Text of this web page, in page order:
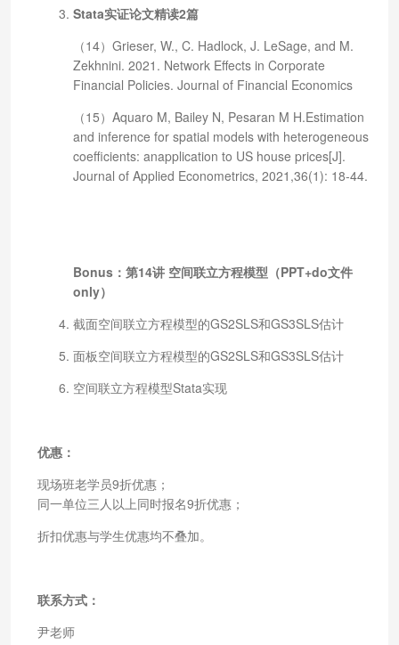
Stata实证论文精读2篇
（14）Grieser, W., C. Hadlock, J. LeSage, and M.
Zekhnini. 2021. Network Effects in Corporate
Financial Policies. Journal of Financial Economics
（15）Aquaro M, Bailey N, Pesaran M H.Estimation
and inference for spatial models with heterogeneous
coefficients: anapplication to US house prices[J].
Journal of Applied Econometrics, 2021,36(1): 18-44.
Bonus ： 第14讲 空间联立方程模型（PPT+do文件
only）
截面空间联立方程模型的GS2SLS和GS3SLS估计
面板空间联立方程模型的GS2SLS和GS3SLS估计
空间联立方程模型Stata实现
优惠：
现场班老学员9折优惠；
同一单位三人以上同时报名9折优惠；
折扣优惠与学生优惠均不叠加。
联系方式：
尹老师